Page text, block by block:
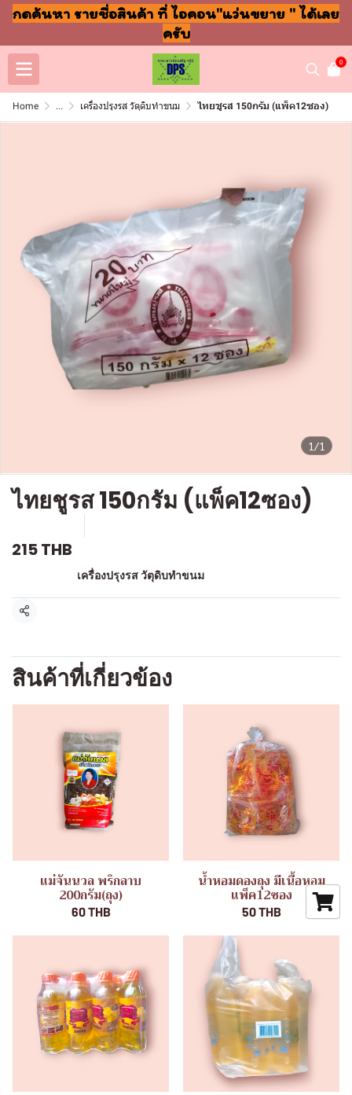
กดค้นหา รายชื่อสินค้า ที่ ไอคอน"แว่นขยาย " ได้เลย
ครับ
0
Home ... เครื่องปรุงรส วัตุดิบทำขนม ไทยชูรส 150กรัม (แพ็ค12ซอง)
1/1
ไทยชูรส 150กรัม (แพ็ค12ซอง)
215 THB
เครื่องปรุงรส วัตุดิบทำขนม
แชร์
สินค้าที่เกี่ยวข้อง
แม่จันนวล พริกลาบ
200กรัม(ถุง)
60 THB
น้ำหอมดองถุง มีเนื้อหอม
แพ็ค12ซอง
50 THB